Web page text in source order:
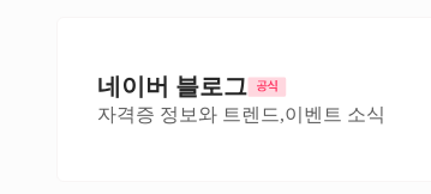
네이버 블로그
자격증 정보와 트렌드,이벤트 소식